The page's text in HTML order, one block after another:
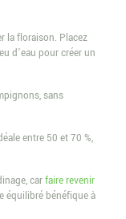
la floraison. Placez
d’eau pour créer un
sans
entre 50 et 70 %,
carfaire revenir
équilibré bénéfique à